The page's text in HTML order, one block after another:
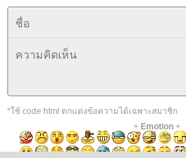
*ใช้ code html ตกแต่งข้อความได้เฉพาะสมาชิก
+ Emotion+